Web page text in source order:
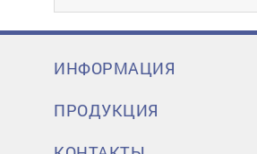
ИНФОРМАЦИЯ
ПРОДУКЦИЯ